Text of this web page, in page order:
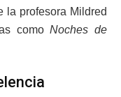
la profesora Mildred
comoNoches de